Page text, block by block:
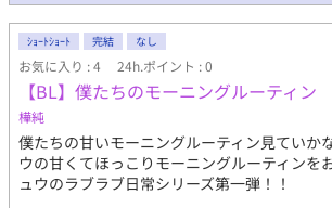
ｼｮｰﾄｼｮｰﾄ 完結 なし
お気に入り : 4 24h.ポイント : 0
【BL】僕たちのモーニングルーティン
樺純
僕たちの甘いモーニングルーティン見ていか
ウの甘くてほっこりモーニングルーティンを
ュウのラブラブ日常シリーズ第一弾！！